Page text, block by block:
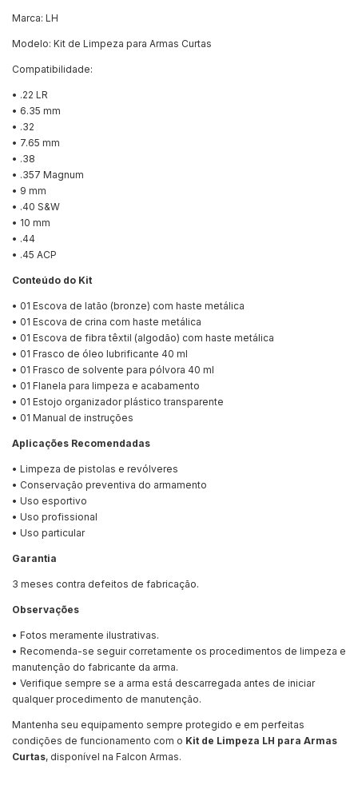
Marca: LH
Modelo: Kit de Limpeza para Armas Curtas
Compatibilidade:
• .22 LR
• 6.35 mm
• .32
• 7.65 mm
• .38
• .357 Magnum
• 9 mm
• .40 S&W
• 10 mm
• .44
• .45 ACP
Conteúdo do Kit
• 01 Escova de latão (bronze) com haste metálica
• 01 Escova de crina com haste metálica
• 01 Escova de fibra têxtil (algodão) com haste metálica
• 01 Frasco de óleo lubrificante 40 ml
• 01 Frasco de solvente para pólvora 40 ml
• 01 Flanela para limpeza e acabamento
• 01 Estojo organizador plástico transparente
• 01 Manual de instruções
Aplicações Recomendadas
• Limpeza de pistolas e revólveres
• Conservação preventiva do armamento
• Uso esportivo
• Uso profissional
• Uso particular
Garantia
3 meses contra defeitos de fabricação.
Observações
• Fotos meramente ilustrativas.
• Recomenda-se seguir corretamente os procedimentos de limpeza e
manutenção do fabricante da arma.
• Verifique sempre se a arma está descarregada antes de iniciar
qualquer procedimento de manutenção.
Mantenha seu equipamento sempre protegido e em perfeitas
condições de funcionamento com o Kit de Limpeza LH para Armas
Curtas, disponível na Falcon Armas.